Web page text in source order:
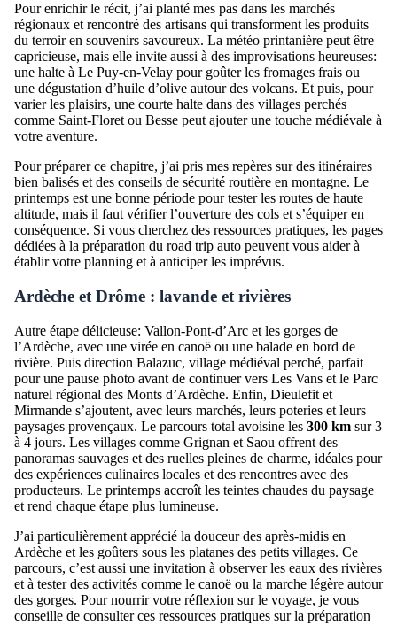
Pour enrichir le récit, j’ai planté mes pas dans les marchés
régionaux et rencontré des artisans qui transforment les produits
du terroir en souvenirs savoureux. La météo printanière peut être
capricieuse, mais elle invite aussi à des improvisations heureuses:
une halte à Le Puy-en-Velay pour goûter les fromages frais ou
une dégustation d’huile d’olive autour des volcans. Et puis, pour
varier les plaisirs, une courte halte dans des villages perchés
comme Saint-Floret ou Besse peut ajouter une touche médiévale à
votre aventure.
Pour préparer ce chapitre, j’ai pris mes repères sur des itinéraires
bien balisés et des conseils de sécurité routière en montagne. Le
printemps est une bonne période pour tester les routes de haute
altitude, mais il faut vérifier l’ouverture des cols et s’équiper en
conséquence. Si vous cherchez des ressources pratiques, les pages
dédiées à la préparation du road trip auto peuvent vous aider à
établir votre planning et à anticiper les imprévus.
Ardèche et Drôme : lavande et rivières
Autre étape délicieuse: Vallon-Pont-d’Arc et les gorges de
l’Ardèche, avec une virée en canoë ou une balade en bord de
rivière. Puis direction Balazuc, village médiéval perché, parfait
pour une pause photo avant de continuer vers Les Vans et le Parc
naturel régional des Monts d’Ardèche. Enfin, Dieulefit et
Mirmande s’ajoutent, avec leurs marchés, leurs poteries et leurs
paysages provençaux. Le parcours total avoisine les 300 km sur 3
à 4 jours. Les villages comme Grignan et Saou offrent des
panoramas sauvages et des ruelles pleines de charme, idéales pour
des expériences culinaires locales et des rencontres avec des
producteurs. Le printemps accroît les teintes chaudes du paysage
et rend chaque étape plus lumineuse.
J’ai particulièrement apprécié la douceur des après-midis en
Ardèche et les goûters sous les platanes des petits villages. Ce
parcours, c’est aussi une invitation à observer les eaux des rivières
et à tester des activités comme le canoë ou la marche légère autour
des gorges. Pour nourrir votre réflexion sur le voyage, je vous
conseille de consulter ces ressources pratiques sur la préparation